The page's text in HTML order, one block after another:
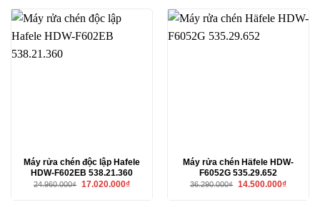
10.000.000₫.
Máy rửa chén độc lập Hafele
HDW-F602EB 538.21.360
24.960.000₫ Giá
17.020.000₫Giá
Máy rửa chén Häfele HDW-
F6052G 535.29.652
36.290.000₫ Giá
14.500.000₫Giá